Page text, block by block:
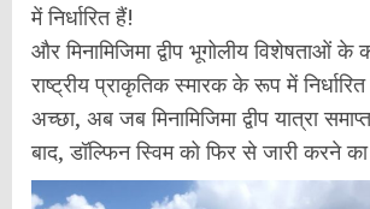
में निर्धारित हैं!
और मिनामिजिमा द्वीप भूगोलीय विशेषताओं के
राष्ट्रीय प्राकृतिक स्मारक के रूप में
अच्छा, अब जब मिनामिजिमा द्वीप यात्रा
बाद, डॉल्फिन स्विम को फिर से जारी करने